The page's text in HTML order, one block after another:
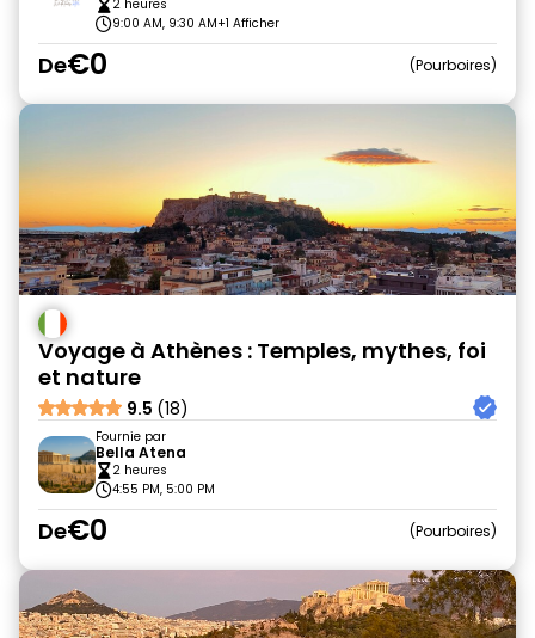
2 heures
9:00 AM, 9:30 AM+1 Afficher
De€0 Pourboires
Voyage à Athènes : Temples, mythes, foi
et nature
9.5 (18)
Fournie par
Bella Atena
2 heures
4:55 PM, 5:00 PM
De€0 Pourboires